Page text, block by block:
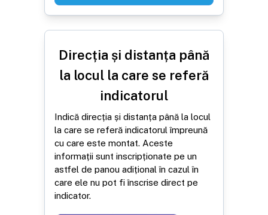
Direcția și distanța până
la locul la care se referă
indicatorul
Indică direcția și distanța până la locul
la care se referă indicatorul împreună
cu care este montat. Aceste
informații sunt inscripționate pe un
astfel de panou adițional în cazul în
care ele nu pot fi înscrise direct pe
indicator.